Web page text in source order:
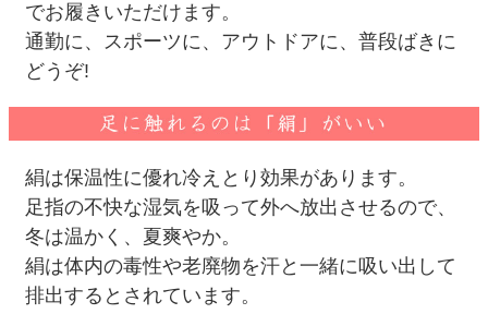
でお履きいただけます。
通勤に、スポーツに、アウトドアに、普段ばきに
どうぞ!
絹は保温性に優れ冷えとり効果があります。
足指の不快な湿気を吸って外へ放出させるので、
冬は温かく、夏爽やか。
絹は体内の毒性や老廃物を汗と一緒に吸い出して
排出するとされています。